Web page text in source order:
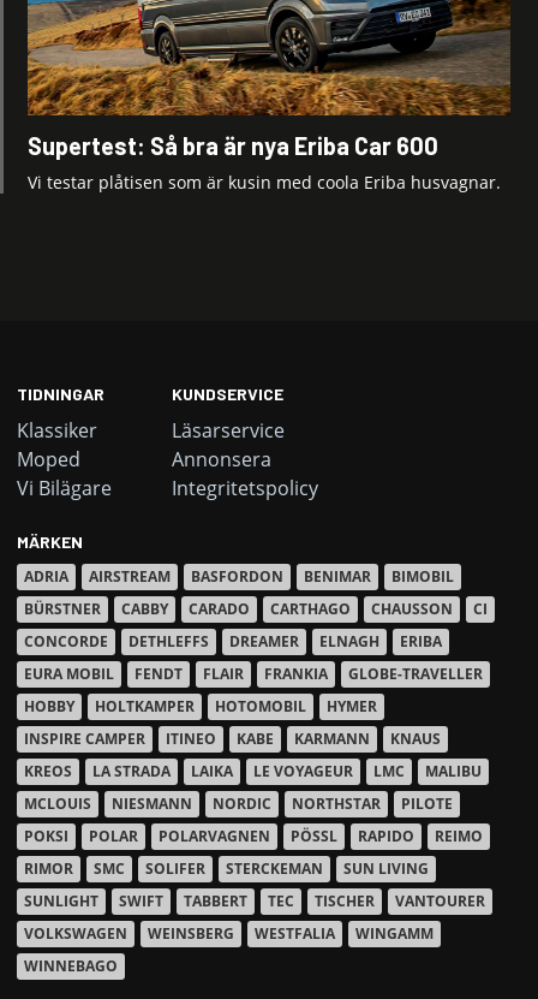
Supertest: Så bra är nya Eriba Car 600
Vi testar plåtisen som är kusin med coola Eriba husvagnar.
TIDNINGAR
Klassiker
Moped
Vi Bilägare
KUNDSERVICE
Läsarservice
Annonsera
Integritetspolicy
MÄRKEN
ADRIA
AIRSTREAM BASFORDON BENIMAR
BIMOBIL
BÜRSTNER
CABBY CARADO CARTHAGO CHAUSSON
CI
CONCORDE
DETHLEFFS DREAMER ELNAGH
ERIBA
EURA MOBIL
FENDT FLAIR FRANKIA
GLOBE-TRAVELLER
HOBBY
HOLTKAMPER HOTOMOBIL
HYMER
INSPIRE CAMPER
ITINEO KABE KARMANN
KNAUS
KREOS
LA STRADA LAIKA LE VOYAGEUR LMC
MALIBU
MCLOUIS
NIESMANN NORDIC NORTHSTAR
PILOTE
POKSI
POLAR POLARVAGNEN PÖSSL RAPIDO
REIMO
RIMOR
SMC SOLIFER STERCKEMAN
SUN LIVING
SUNLIGHT
SWIFT TABBERT TEC TISCHER
VANTOURER
VOLKSWAGEN
WEINSBERG WESTFALIA
WINGAMM
WINNEBAGO